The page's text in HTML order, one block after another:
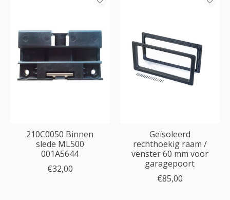
210C0050 Binnen
slede ML500
001A5644
€32,00
Geïsoleerd
rechthoekig raam /
venster 60 mm voor
garagepoort
€85,00